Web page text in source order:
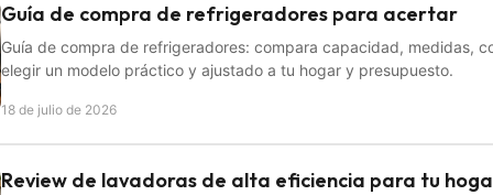
Guía de compra de refrigeradores para acertar
Guía de compra de refrigeradores: compara capacidad, medidas,
elegir un modelo práctico y ajustado a tu hogar y presupuesto.
18 de julio de 2026
Review de lavadoras de alta eficiencia para tu